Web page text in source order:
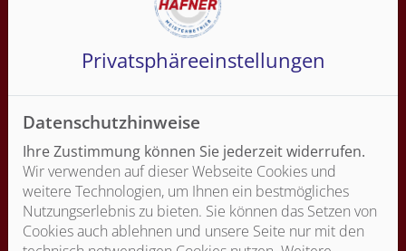
21 ARAGON ANTHRAZIT
Privatsphäre­einstellungen
Datenschutzhinweise
Ihre Zustimmung können Sie jederzeit widerrufen.
Wir verwenden auf dieser Webseite Cookies und
weitere Technologien, um Ihnen ein bestmögliches
Nutzungserlebnis zu bieten. Sie können das Setzen von
Cookies auch ablehnen und unsere Seite nur mit den